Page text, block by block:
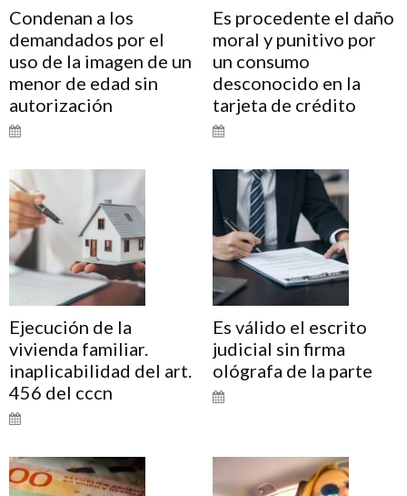
Condenan a los
demandados por el
uso de la imagen de un
menor de edad sin
autorización
Es procedente el daño
moral y punitivo por
un consumo
desconocido en la
tarjeta de crédito
Ejecución de la
vivienda familiar.
inaplicabilidad del art.
456 del cccn
Es válido el escrito
judicial sin firma
ológrafa de la parte